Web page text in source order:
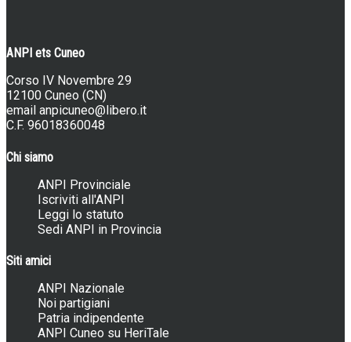
ANPI ets Cuneo
Corso IV Novembre 29
12100 Cuneo (CN)
email anpicuneo@libero.it
C.F. 96018360048
Chi siamo
ANPI Provinciale
Iscriviti all'ANPI
Leggi lo statuto
Sedi ANPI in Provincia
Siti amici
ANPI Nazionale
Noi partigiani
Patria indipendente
ANPI Cuneo su HeriTale